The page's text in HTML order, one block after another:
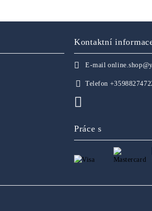
Kontaktní
E-mail
Telefon
Práce s